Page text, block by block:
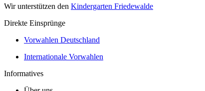
Wir unterstützen den Kindergarten Friedewalde
Direkte Einsprünge
Vorwahlen Deutschland
Internationale Vorwahlen
Informatives